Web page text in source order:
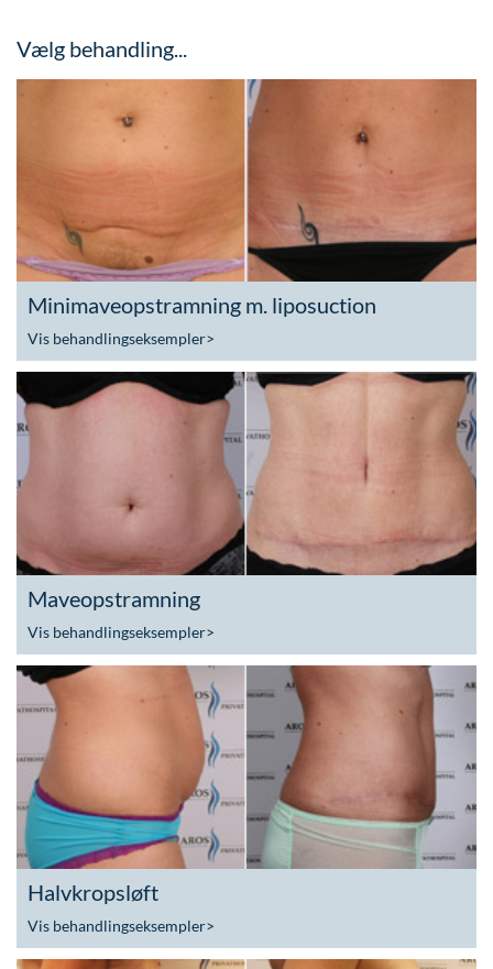
Vælg behandling...
Minimaveopstramning m. liposuction
Vis behandlingseksempler>
Maveopstramning
Vis behandlingseksempler>
Halvkropsløft
Vis behandlingseksempler>